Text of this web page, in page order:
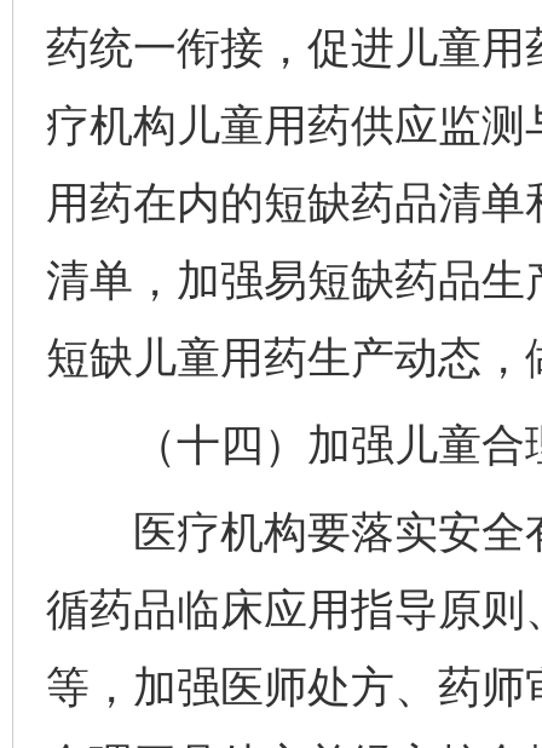
药统一衔接，促进儿童
疗机构儿童用药供应监
用药在内的短缺药品清
清单，加强易短缺药品
短缺儿童用药生产动态，
（十四）加强儿童合
医疗机构要落实安全
循药品临床应用指导原
等，加强医师处方、药